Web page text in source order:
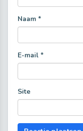
Naam *
E-mail *
Site